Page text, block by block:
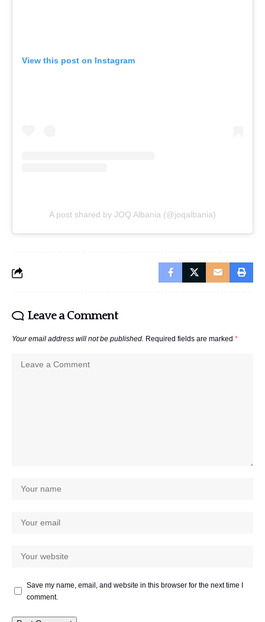
View this post on Instagram
A post shared by JOQ Albania (@joqalbania)
Leave a Comment
Your email address will not be published. Required fields are marked *
Save my name, email, and website in this browser for the next time I
comment.